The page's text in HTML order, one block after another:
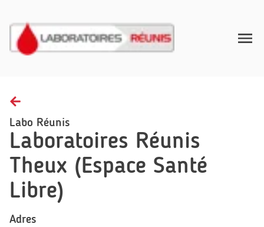
Gezondheidsinzichten
FAQ
Contact
NL
Labo Réunis
Laboratoires Réunis
Theux (Espace Santé
Libre)
Adres